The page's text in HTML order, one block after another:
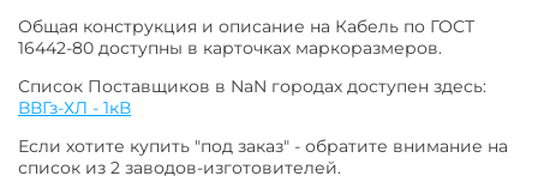
Общая конструкция и описание на Кабель по ГОСТ
16442-80 доступны в карточках маркоразмеров.
Список Поставщиков в NaN городах доступен здесь:
ВВГз-ХЛ - 1кВ
Если хотите купить "под заказ" - обратите внимание на
список из 2 заводов-изготовителей.